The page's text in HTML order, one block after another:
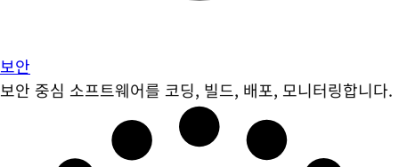
보안
보안 중심 소프트웨어를 코딩, 빌드, 배포, 모니터링합니다.